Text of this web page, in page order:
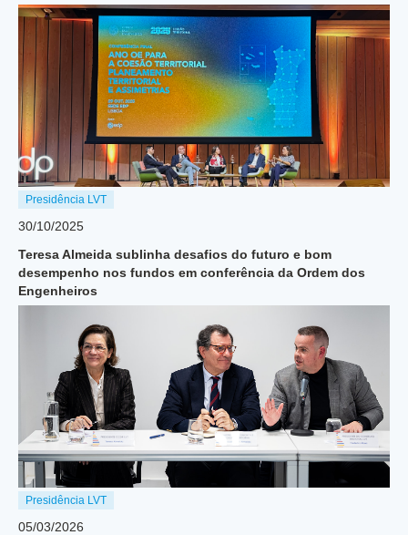
Presidência LVT
30/10/2025
Teresa Almeida sublinha desafios do futuro e bom
desempenho nos fundos em conferência da Ordem dos
Engenheiros
Presidência LVT
05/03/2026